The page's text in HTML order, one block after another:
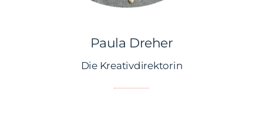
Paula Dreher
Die Kreativdirektorin
Paula Dreher